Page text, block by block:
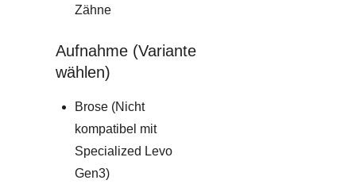
Zähne
Aufnahme (Variante
wählen)
Brose (Nicht
kompatibel mit
Specialized Levo
Gen3)